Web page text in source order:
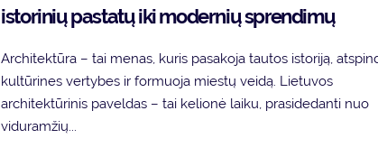
istorinių pastatų iki modernių sprendimų
Architektūra – tai menas, kuris pasakoja tautos istoriją,
kultūrines vertybes ir formuoja miestų veidą. Lietuvos
architektūrinis paveldas – tai kelionė laiku, prasidedanti nuo
viduramžių...